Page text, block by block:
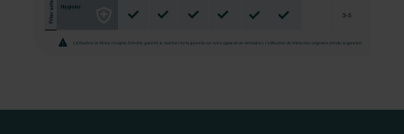
Zehnder Group België nv/sa: Déclarations de confidentialité
Zehnder Group Czech Republic s.r.o.: Zásady ochrany